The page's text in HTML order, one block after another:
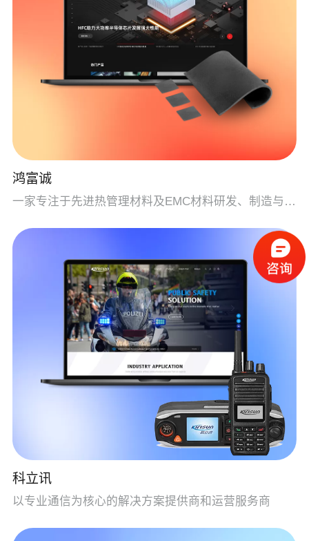
鸿富诚
一家专注于先进热管理材料及EMC材料研发、制造与销售一体化的企业
科立讯
以专业通信为核心的解决方案提供商和运营服务商